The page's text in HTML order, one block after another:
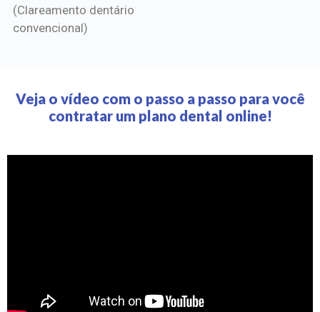
(Clareamento dentário
convencional)
Veja o vídeo com o passo a passo para você
contratar um plano dental online!